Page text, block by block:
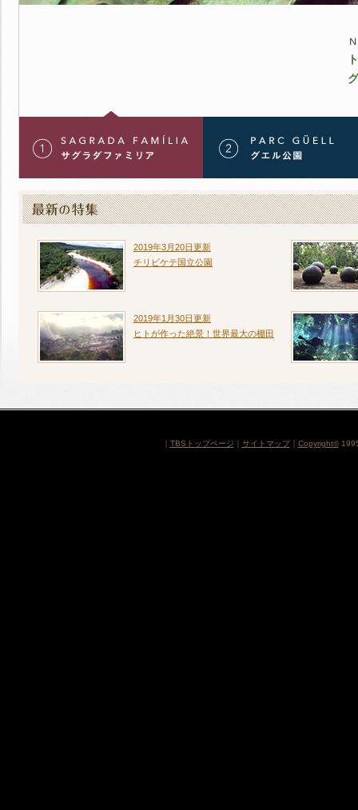
2019年3月20日更新
チリビケテ国立公園
2019年1月30日更新
ヒトが作った絶景！世界最大の棚田
TBSトップページ サイトマップ｜ Copyright©